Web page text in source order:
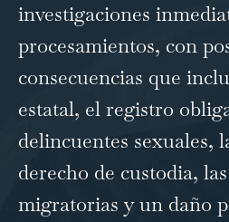
investigaciones
procesamientos, con
consecuencias que
estatal, el registro
delincuentes sexuales,
derecho de custodia,
migratorias y un daño